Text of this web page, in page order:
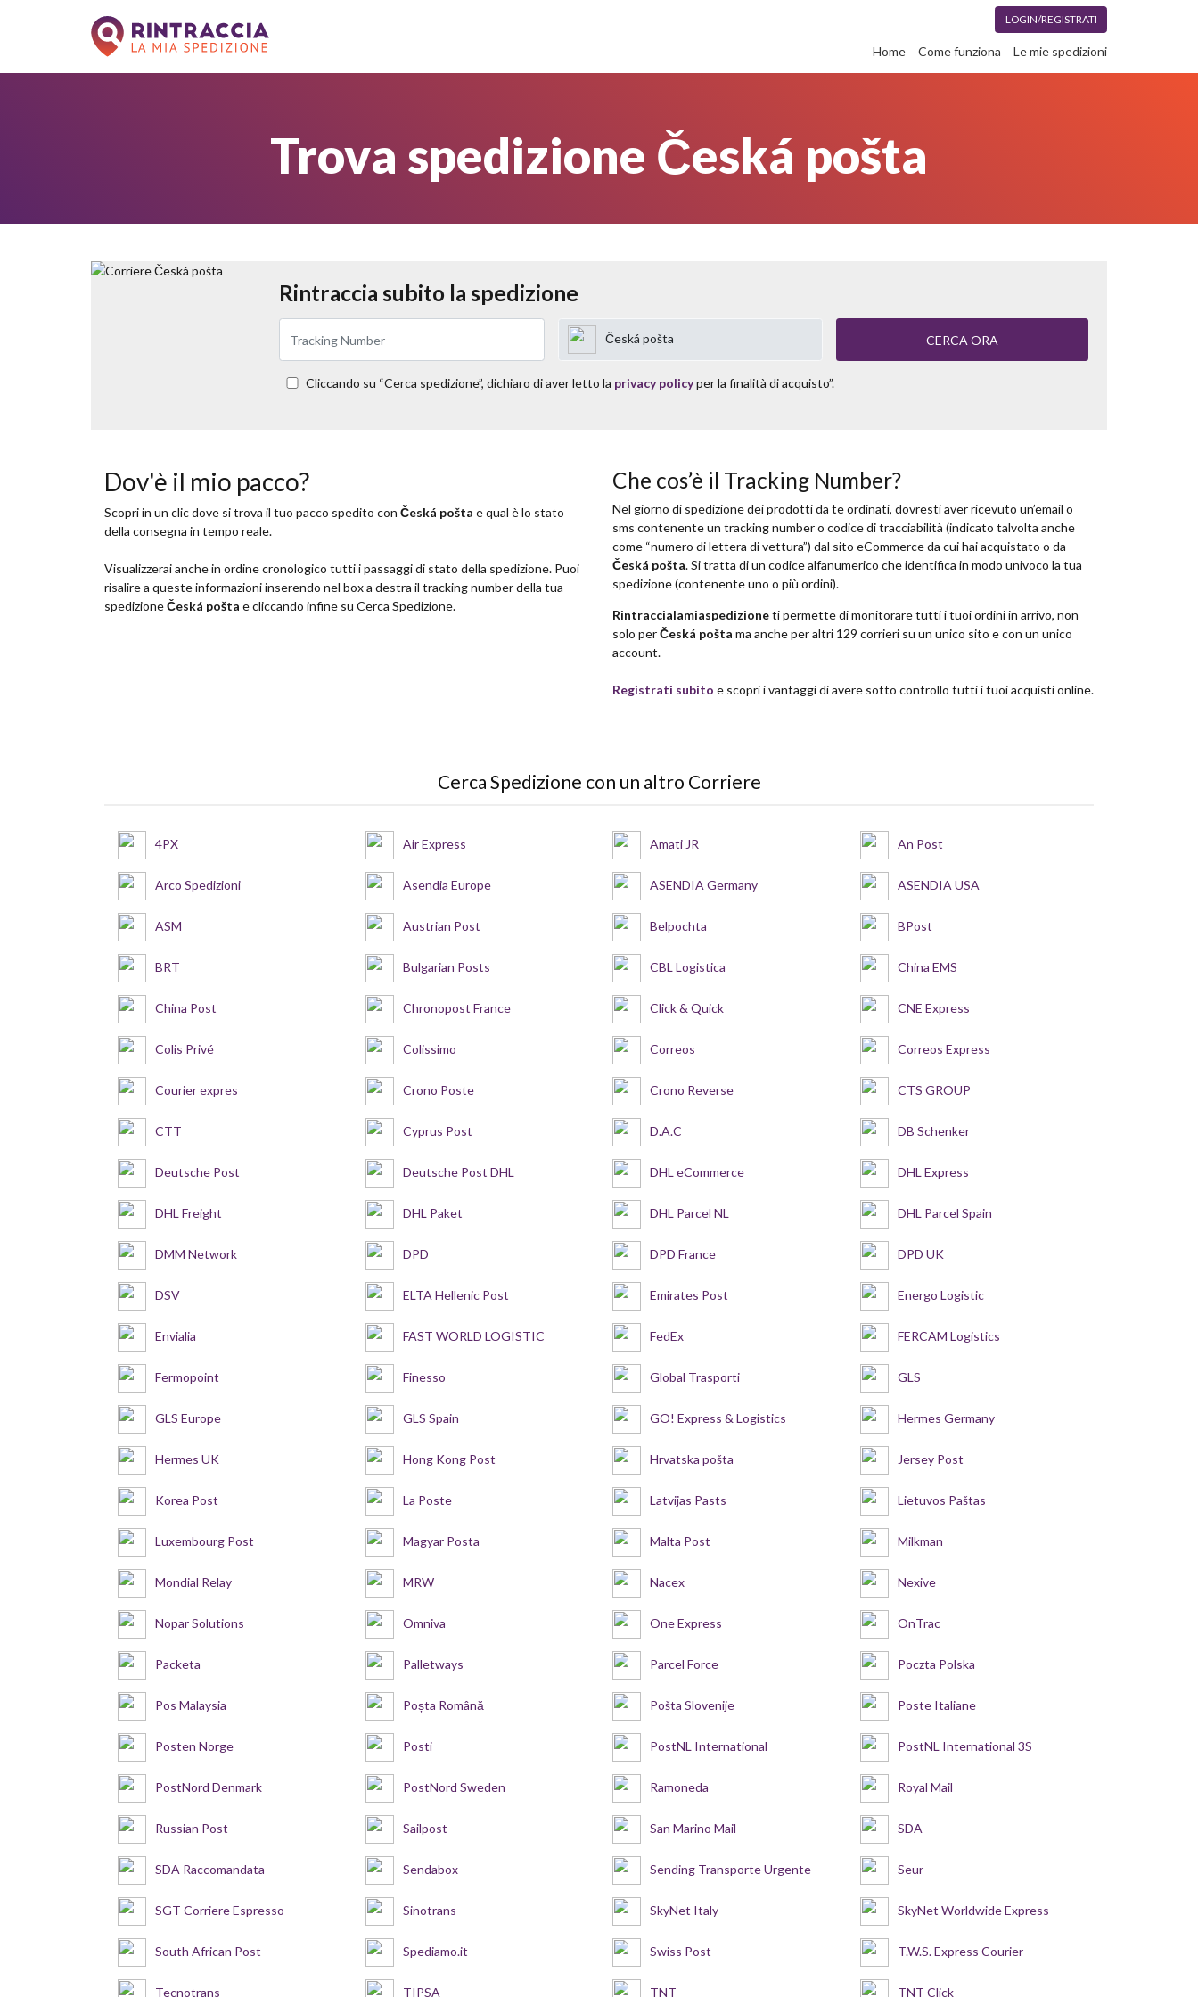
LOGIN/REGISTRATI
Home Come funziona Le mie spedizioni
Trova spedizione Česká pošta
Rintraccia subito la spedizione
Česká pošta CERCA ORA
Cliccando su “Cerca spedizione”, dichiaro di aver letto la privacy policyper la finalità di acquisto”.
Dov'è il mio pacco?
Scopri in un clic dove si trova il tuo pacco spedito con Česká pošta e qual è lo stato
della consegna in tempo reale.
Visualizzerai anche in ordine cronologico tutti i passaggi di stato della spedizione. Puoi
risalire a queste informazioni inserendo nel box a destra il tracking number della tua
spedizioneČeská pošta e cliccando infine su Cerca Spedizione.
Che cos’è il Tracking Number?
Nel giorno di spedizione dei prodotti da te ordinati, dovresti aver ricevuto un’email o
sms contenente un tracking number o codice di tracciabilità (indicato talvolta anche
come “numero di lettera di vettura”) dal sito eCommerce da cui hai acquistato o da
Česká pošta. Si tratta di un codice alfanumerico che identifica in modo univoco la tua
spedizione (contenente uno o più ordini).
Rintraccialamiaspedizioneti permette di monitorare tutti i tuoi ordini in arrivo, non
solo perČeská pošta ma anche per altri 129 corrieri su un unico sito e con un unico
account.
Registrati subito e scopri i vantaggi di avere sotto controllo tutti i tuoi acquisti online.
Cerca Spedizione con un altro Corriere
4PX Air Express Amati JR An Post
Arco Spedizioni Asendia Europe ASENDIA Germany ASENDIA USA
ASM Austrian Post Belpochta BPost
BRT Bulgarian Posts CBL Logistica China EMS
China Post Chronopost France Click & Quick CNE Express
Colis Privé Colissimo Correos Correos Express
Courier expres Crono Poste Crono Reverse CTS GROUP
CTT Cyprus Post D.A.C DB Schenker
Deutsche Post Deutsche Post DHL DHL eCommerce DHL Express
DHL Freight DHL Paket DHL Parcel NL DHL Parcel Spain
DMM Network DPD DPD France DPD UK
DSV ELTA Hellenic Post Emirates Post Energo Logistic
Envialia FAST WORLD LOGISTIC FedEx FERCAM Logistics
Fermopoint Finesso Global Trasporti GLS
GLS Europe GLS Spain GO! Express & Logistics Hermes Germany
Hermes UK Hong Kong Post Hrvatska pošta Jersey Post
Korea Post La Poste Latvijas Pasts Lietuvos Paštas
Luxembourg Post Magyar Posta Malta Post Milkman
Mondial Relay MRW Nacex Nexive
Nopar Solutions Omniva One Express OnTrac
Packeta Palletways Parcel Force Poczta Polska
Pos Malaysia Poșta Română Pošta Slovenije Poste Italiane
Posten Norge Posti PostNL International PostNL International 3S
PostNord Denmark PostNord Sweden Ramoneda Royal Mail
Russian Post Sailpost San Marino Mail SDA
SDA Raccomandata Sendabox Sending Transporte Urgente Seur
SGT Corriere Espresso Sinotrans SkyNet Italy SkyNet Worldwide Express
South African Post Spediamo.it Swiss Post T.W.S. Express Courier
Tecnotrans TIPSA TNT TNT Click